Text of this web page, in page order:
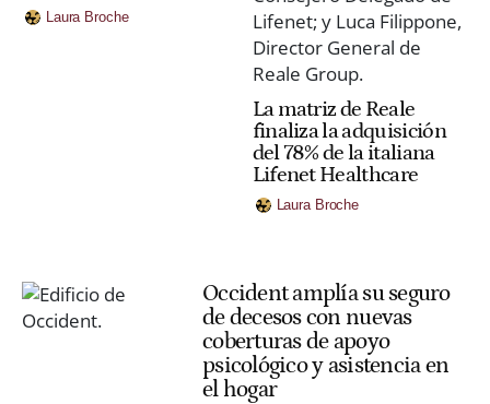
Laura Broche
La matriz de Reale
finaliza la adquisición
del 78% de la italiana
Lifenet Healthcare
Laura Broche
Occident amplía su seguro
de decesos con nuevas
coberturas de apoyo
psicológico y asistencia en
el hogar